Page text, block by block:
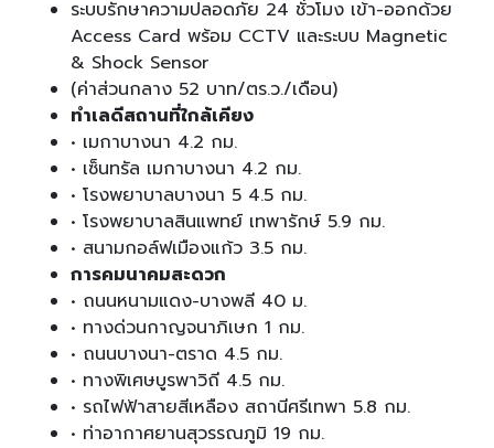
ระบบรักษาความปลอดภัย 24 ชั่วโมง เข้า-ออกด้วย
Access Card พร้อม CCTV และระบบ Magnetic
& Shock Sensor
(ค่าส่วนกลาง 52 บาท/ตร.ว./เดือน)
ทำเลดีสถานที่ใกล้เคียง
• เมกาบางนา 4.2 กม.
• เซ็นทรัล เมกาบางนา 4.2 กม.
• โรงพยาบาลบางนา 5 4.5 กม.
• โรงพยาบาลสินแพทย์ เทพารักษ์ 5.9 กม.
• สนามกอล์ฟเมืองแก้ว 3.5 กม.
การคมนาคมสะดวก
• ถนนหนามแดง-บางพลี 40 ม.
• ทางด่วนกาญจนาภิเษก 1 กม.
• ถนนบางนา-ตราด 4.5 กม.
• ทางพิเศษบูรพาวิถี 4.5 กม.
• รถไฟฟ้าสายสีเหลือง สถานีศรีเทพา 5.8 กม.
• ท่าอากาศยานสุวรรณภูมิ 19 กม.